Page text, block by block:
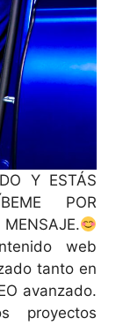
Y ESTÁS
POR
web
tanto en
avanzado.
proyectos